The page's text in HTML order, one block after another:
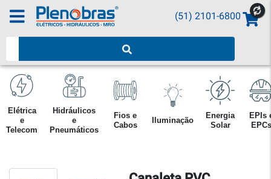
(51) 2101-6800
Elétrica
e
Telecom
Hidráulicos
e
Pneumáticos
Fios e
Cabos
Iluminação
Energia
Solar
EPIs
EPCs